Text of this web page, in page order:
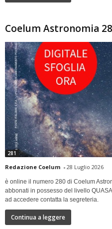
Coelum Astronomia
281
Redazione Coelum - 28 Luglio 2026
è online il numero 280 di Coelum
abbonati in possesso del livello
ad accedere contatta la segreteria.
Continua a leggere